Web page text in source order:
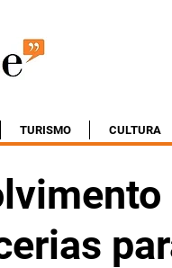
TURISMO CULTURA